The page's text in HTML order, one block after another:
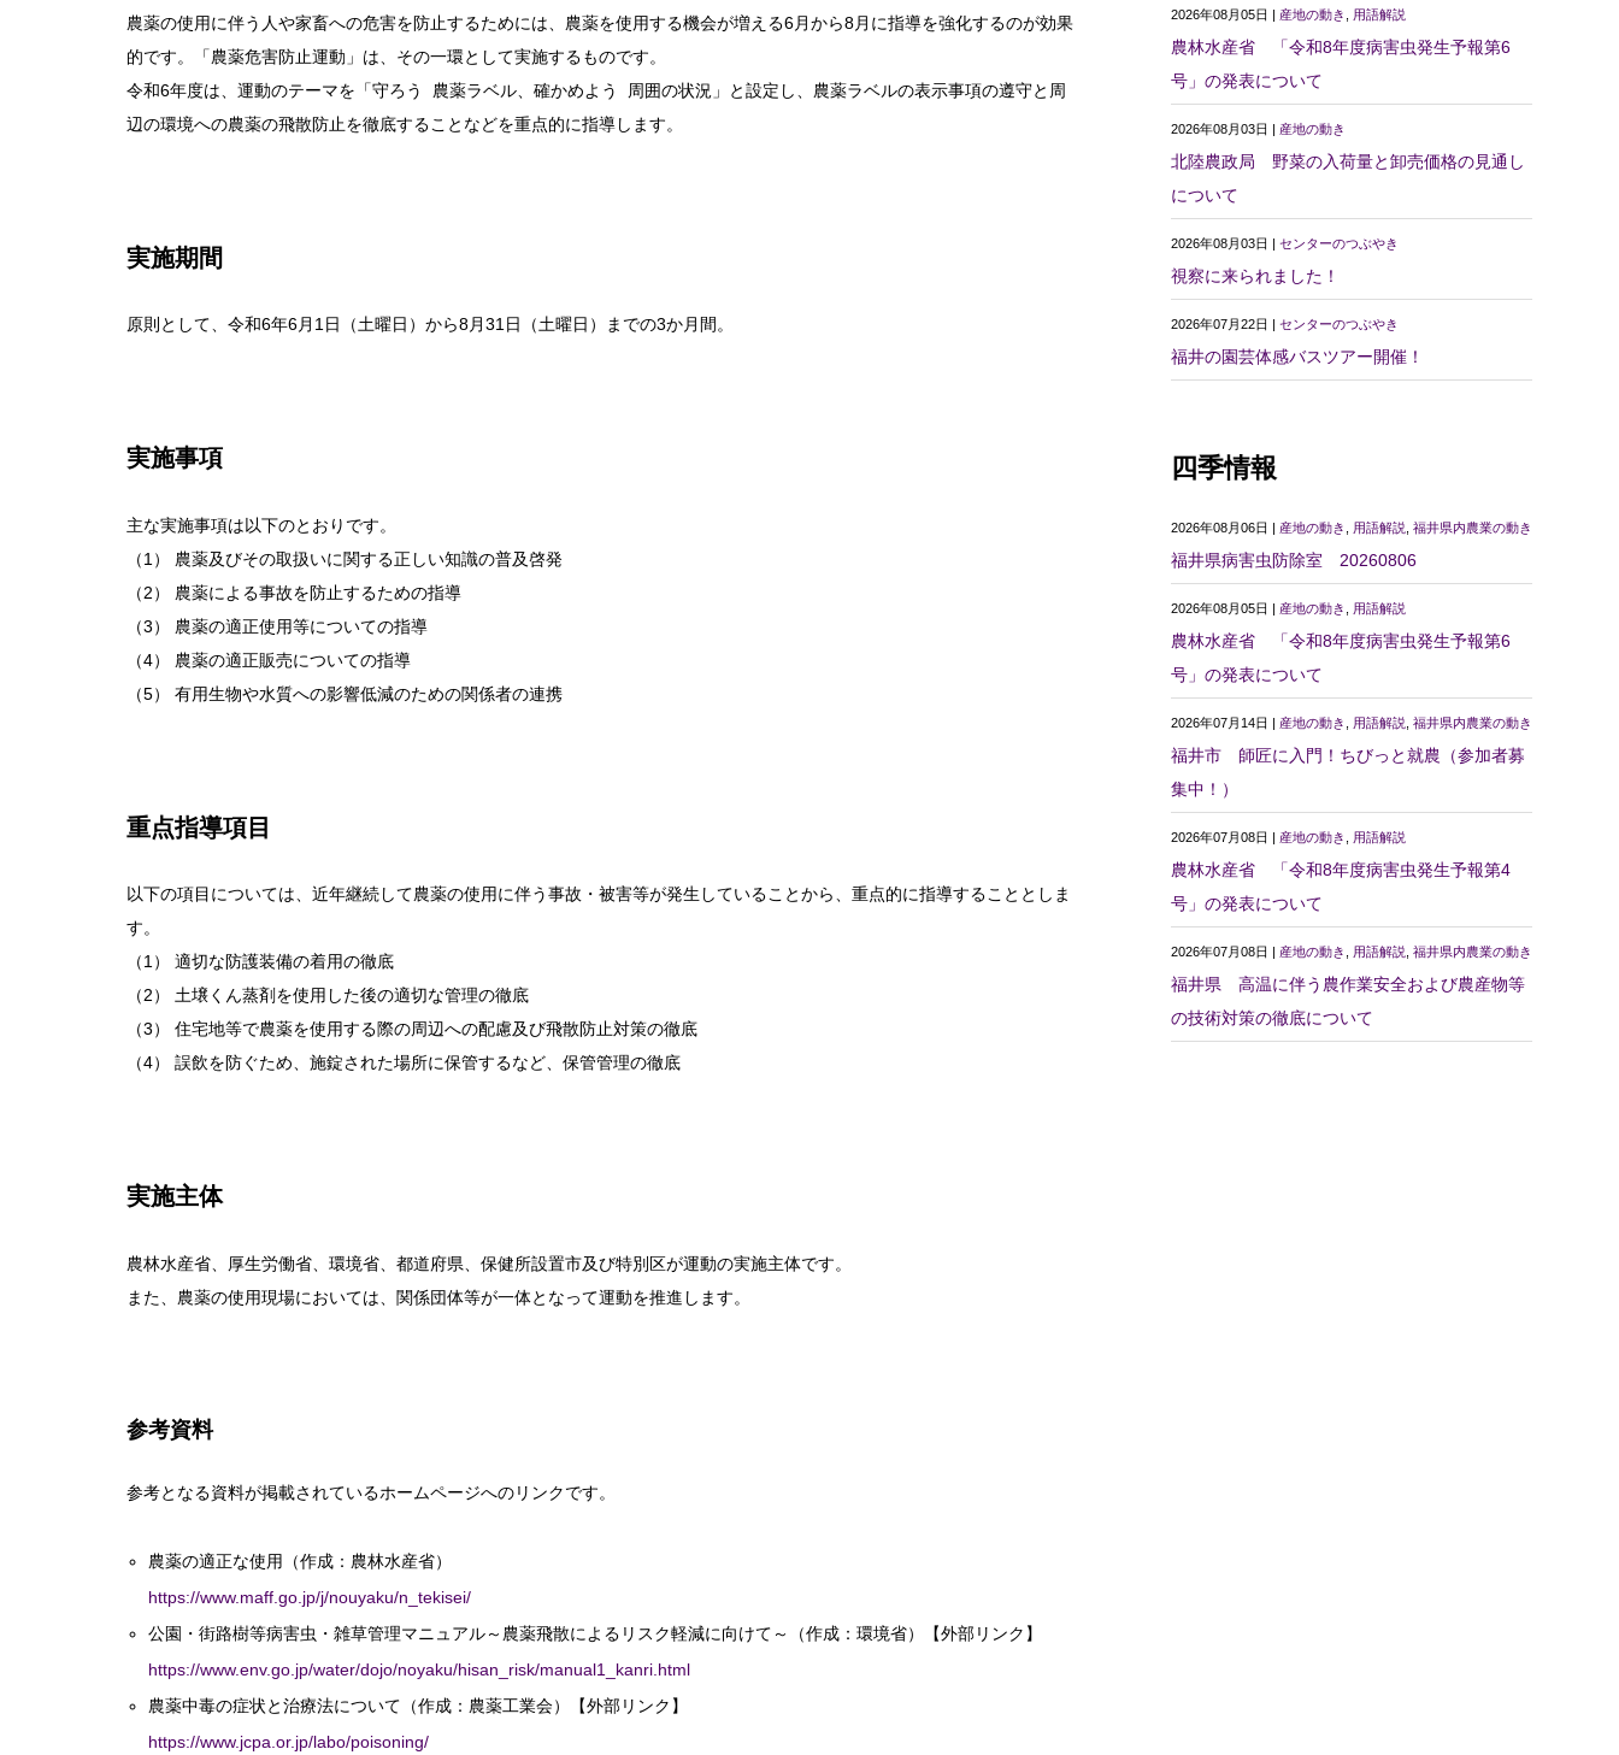
農薬の使用に伴う人や家畜への危害を防止するためには、農薬を使用する機会が増える6月から8月に指導を強化するのが効果
的です。「農薬危害防止運動」は、その一環として実施するものです。
令和6年度は、運動のテーマを「守ろう 農薬ラベル、確かめよう 周囲の状況」と設定し、農薬ラベルの表示事項の遵守と周
辺の環境への農薬の飛散防止を徹底することなどを重点的に指導します。
実施期間
原則として、令和6年6月1日（土曜日）から8月31日（土曜日）までの3か月間。
実施事項
主な実施事項は以下のとおりです。
（1） 農薬及びその取扱いに関する正しい知識の普及啓発
（2） 農薬による事故を防止するための指導
（3） 農薬の適正使用等についての指導
（4） 農薬の適正販売についての指導
（5） 有用生物や水質への影響低減のための関係者の連携
重点指導項目
以下の項目については、近年継続して農薬の使用に伴う事故・被害等が発生していることから、重点的に指導することとしま
す。
（1） 適切な防護装備の着用の徹底
（2） 土壌くん蒸剤を使用した後の適切な管理の徹底
（3） 住宅地等で農薬を使用する際の周辺への配慮及び飛散防止対策の徹底
（4） 誤飲を防ぐため、施錠された場所に保管するなど、保管管理の徹底
実施主体
農林水産省、厚生労働省、環境省、都道府県、保健所設置市及び特別区が運動の実施主体です。
また、農薬の使用現場においては、関係団体等が一体となって運動を推進します。
参考資料
参考となる資料が掲載されているホームページへのリンクです。
農薬の適正な使用（作成：農林水産省）
https://www.maff.go.jp/j/nouyaku/n_tekisei/
公園・街路樹等病害虫・雑草管理マニュアル～農薬飛散によるリスク軽減に向けて～（作成：環境省）【外部リンク】
https://www.env.go.jp/water/dojo/noyaku/hisan_risk/manual1_kanri.html
農薬中毒の症状と治療法について（作成：農薬工業会）【外部リンク】
https://www.jcpa.or.jp/labo/poisoning/
2026年08月05日 | 産地の動き 用語解説
農林水産省 「令和8年度病害虫発生予報第6
号」の発表について
2026年08月03日 | 産地の動き
北陸農政局 野菜の入荷量と卸売価格の見通し
について
2026年08月03日 | センターのつぶやき
視察に来られました！
2026年07月22日 | センターのつぶやき
福井の園芸体感バスツアー開催！
四季情報
2026年08月06日 | 産地の動き 用語解説 福井県内農業の動き
福井県病害虫防除室 20260806
2026年08月05日 | 産地の動き 用語解説
農林水産省 「令和8年度病害虫発生予報第6
号」の発表について
2026年07月14日 | 産地の動き 用語解説 福井県内農業の動き
福井市 師匠に入門！ちびっと就農（参加者募
集中！）
2026年07月08日 | 産地の動き 用語解説
農林水産省 「令和8年度病害虫発生予報第4
号」の発表について
2026年07月08日 | 産地の動き 用語解説 福井県内農業の動き
福井県 高温に伴う農作業安全および農産物等
の技術対策の徹底について